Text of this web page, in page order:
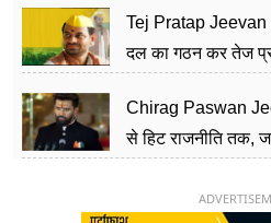
Tej Pratap Jeevan
दल का गठन कर तेज
Chirag Paswan
से हिट राजनीति तक,